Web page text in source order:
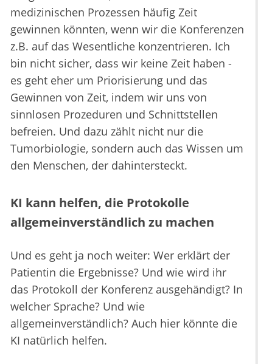
medizinischen Prozessen häufig Zeit
gewinnen könnten, wenn wir die Konferenzen
z.B. auf das Wesentliche konzentrieren. Ich
bin nicht sicher, dass wir keine Zeit haben -
es geht eher um Priorisierung und das
Gewinnen von Zeit, indem wir uns von
sinnlosen Prozeduren und Schnittstellen
befreien. Und dazu zählt nicht nur die
Tumorbiologie, sondern auch das Wissen um
den Menschen, der dahintersteckt.
KI kann helfen, die Protokolle
allgemeinverständlich zu machen
Und es geht ja noch weiter: Wer erklärt der
Patientin die Ergebnisse? Und wie wird ihr
das Protokoll der Konferenz ausgehändigt? In
welcher Sprache? Und wie
allgemeinverständlich? Auch hier könnte die
KI natürlich helfen.